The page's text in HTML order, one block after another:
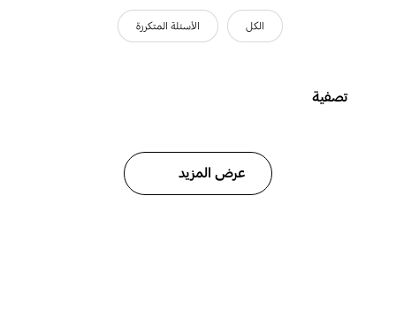
الكل الأسئلة المتكررة
تصفية
عرض المزيد